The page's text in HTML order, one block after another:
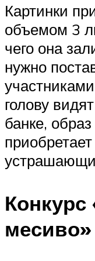
Картинки
объемом 3
чего она
нужно
голову
банке,
месиво»